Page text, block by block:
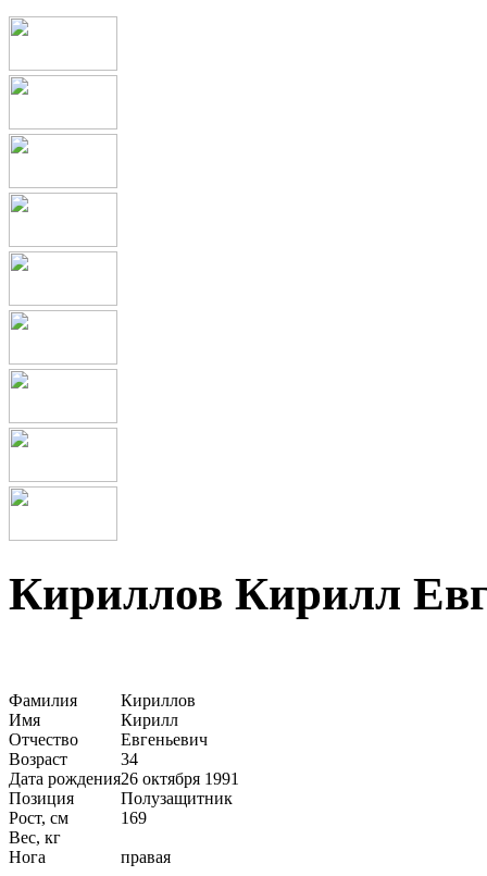
Кириллов Кирилл
Фамилия
Кириллов
Имя
Кирилл
Отчество
Евгеньевич
Возраст
34
Дата рождения26 октября 1991
Позиция
Полузащитник
Рост, см
169
Вес, кг
Нога
правая